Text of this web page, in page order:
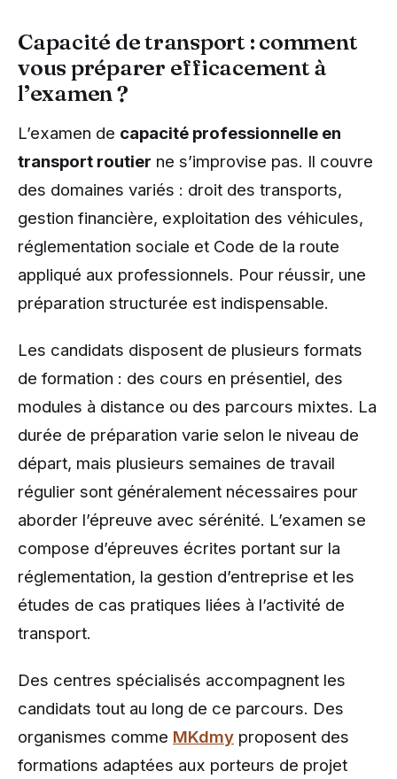
Capacité de transport : comment
vous préparer efficacement à
l’examen ?
L’examen de capacité professionnelle en
transport routier ne s’improvise pas. Il couvre
des domaines variés : droit des transports,
gestion financière, exploitation des véhicules,
réglementation sociale et Code de la route
appliqué aux professionnels. Pour réussir, une
préparation structurée est indispensable.
Les candidats disposent de plusieurs formats
de formation : des cours en présentiel, des
modules à distance ou des parcours mixtes. La
durée de préparation varie selon le niveau de
départ, mais plusieurs semaines de travail
régulier sont généralement nécessaires pour
aborder l’épreuve avec sérénité. L’examen se
compose d’épreuves écrites portant sur la
réglementation, la gestion d’entreprise et les
études de cas pratiques liées à l’activité de
transport.
Des centres spécialisés accompagnent les
candidats tout au long de ce parcours. Des
organismes comme MKdmy proposent des
formations adaptées aux porteurs de projet